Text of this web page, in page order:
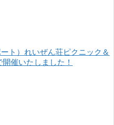
ト）れいぜん荘ピクニック＆
催いたしました！